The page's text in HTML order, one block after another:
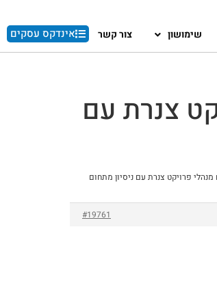
שימושון צור קשר אינדקס עסקים
צנרת עם
פרויקט צנרת עם ניסיון מתחום
#19761